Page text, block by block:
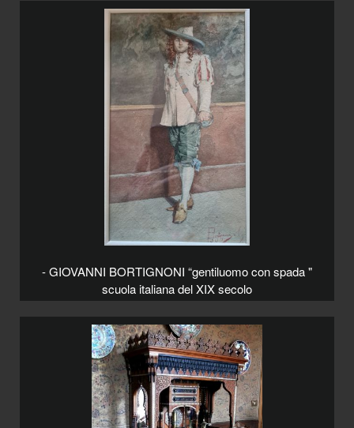
- GIOVANNI BORTIGNONI “gentiluomo con spada "
scuola italiana del XIX secolo